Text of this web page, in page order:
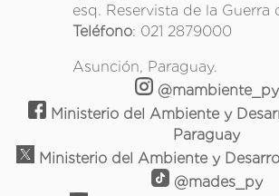
esq. Reservista de la Guerra
Teléfono: 021 2879000
Asunción, Paraguay.
@mambiente_py
Ministerio del Ambiente y
Paraguay
Ministerio del Ambiente y
@mades_py